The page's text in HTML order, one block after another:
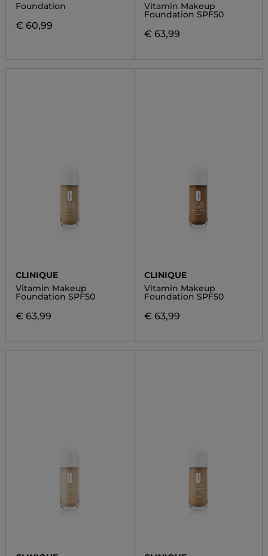
Foundation
€ 60,99
Vitamin Makeup
Foundation SPF50
€ 63,99
CLINIQUE
Vitamin Makeup
Foundation SPF50
€ 63,99
CLINIQUE
Vitamin Makeup
Foundation SPF50
€ 63,99